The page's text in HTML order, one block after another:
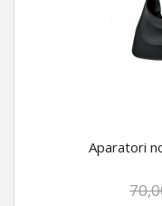
Aparatori